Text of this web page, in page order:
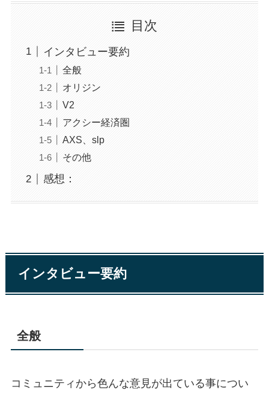
目次
インタビュー要約
全般
オリジン
V2
アクシー経済圏
AXS、slp
その他
感想：
インタビュー要約
全般
コミュニティから色んな意見が出ている事につい